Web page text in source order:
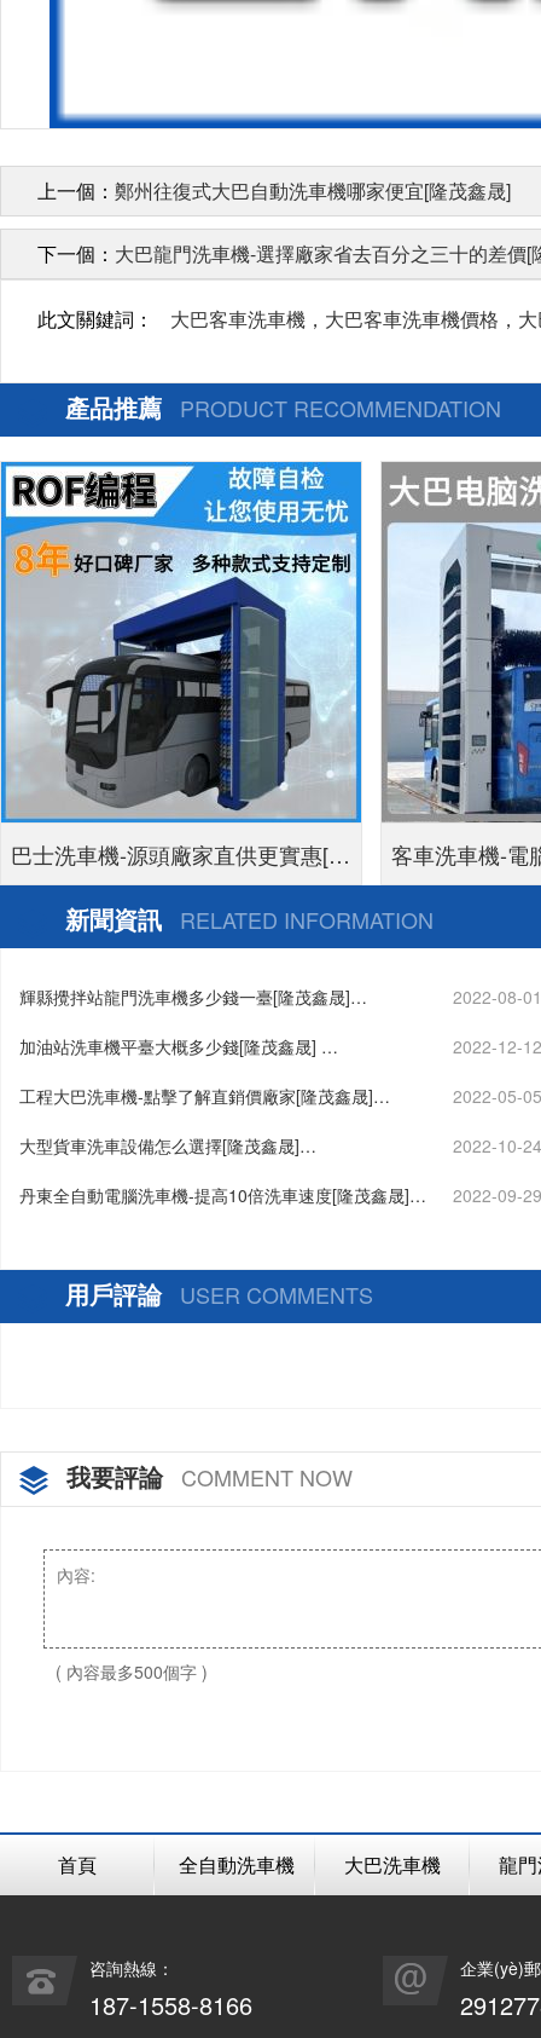
上一個： 鄭州往復式大巴自動洗車機哪家便宜[隆茂鑫晟]
下一個： 大巴龍門洗車機-選擇廠家省去百分之三十的差價[
此文關鍵詞： 大巴客車洗車機，大巴客車洗車機價格，
產品推薦 PRODUCT RECOMMENDATION
巴士洗車機-源頭廠家直供更實惠[隆
茂鑫晟]
客車洗車機-電
新聞資訊 RELATED INFORMATION
輝縣攪拌站龍門洗車機多少錢一臺[隆茂鑫晟]… 2022-08-
加油站洗車機平臺大概多少錢[隆茂鑫晟] … 2022-12-
工程大巴洗車機-點擊了解直銷價廠家[隆茂鑫晟]… 2022-05-
大型貨車洗車設備怎么選擇[隆茂鑫晟]… 2022-10-
丹東全自動電腦洗車機-提高10倍洗車速度[隆茂鑫晟]… 2022-09-
用戶評論 USER COMMENTS
我要評論 COMMENT NOW
( 內容最多500個字 )
首頁 全自動洗車機 大巴洗車機 龍
咨詢熱線：
187-1558-8166
企業(yè)